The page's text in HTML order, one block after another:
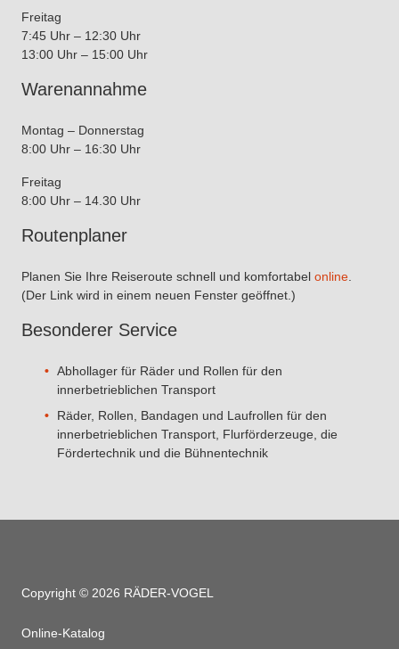
Freitag
7:45 Uhr – 12:30 Uhr
13:00 Uhr – 15:00 Uhr
Warenannahme
Montag – Donnerstag
8:00 Uhr – 16:30 Uhr
Freitag
8:00 Uhr – 14.30 Uhr
Routenplaner
Planen Sie Ihre Reiseroute schnell und komfortabel online.
(Der Link wird in einem neuen Fenster geöffnet.)
Besonderer Service
Abhollager für Räder und Rollen für den
innerbetrieblichen Transport
Räder, Rollen, Bandagen und Laufrollen für den
innerbetrieblichen Transport, Flurförderzeuge, die
Fördertechnik und die Bühnentechnik
Copyright © 2026 RÄDER-VOGEL
Online-Katalog